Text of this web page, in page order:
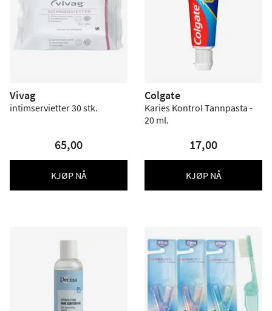
Vivag
intimservietter 30 stk.
65,00
KJØP NÅ
Colgate
Karies Kontrol Tannpasta -
20 ml.
17,00
KJØP NÅ